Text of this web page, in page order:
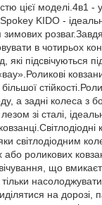
цієї моделі.4в1 -
KIDO -
зимових
в чотирьох
підсвічуються
а задні колеса з
зі сталі,
світлодіодним
або роликових
що
на дорозі,